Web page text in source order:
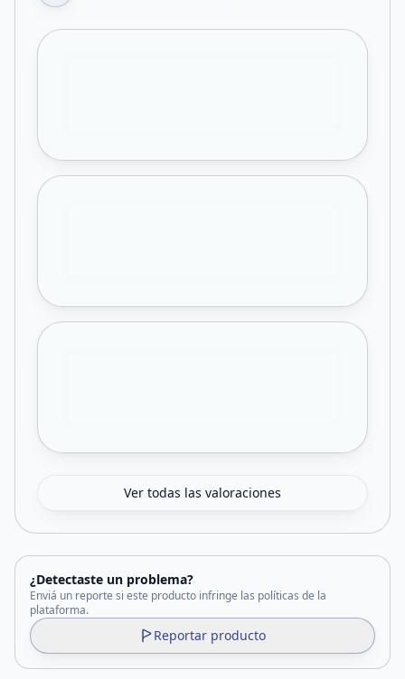
Ver todas las valoraciones
¿Detectaste un problema?
Enviá un reporte si este producto infringe las políticas de la
plataforma.
Reportar producto